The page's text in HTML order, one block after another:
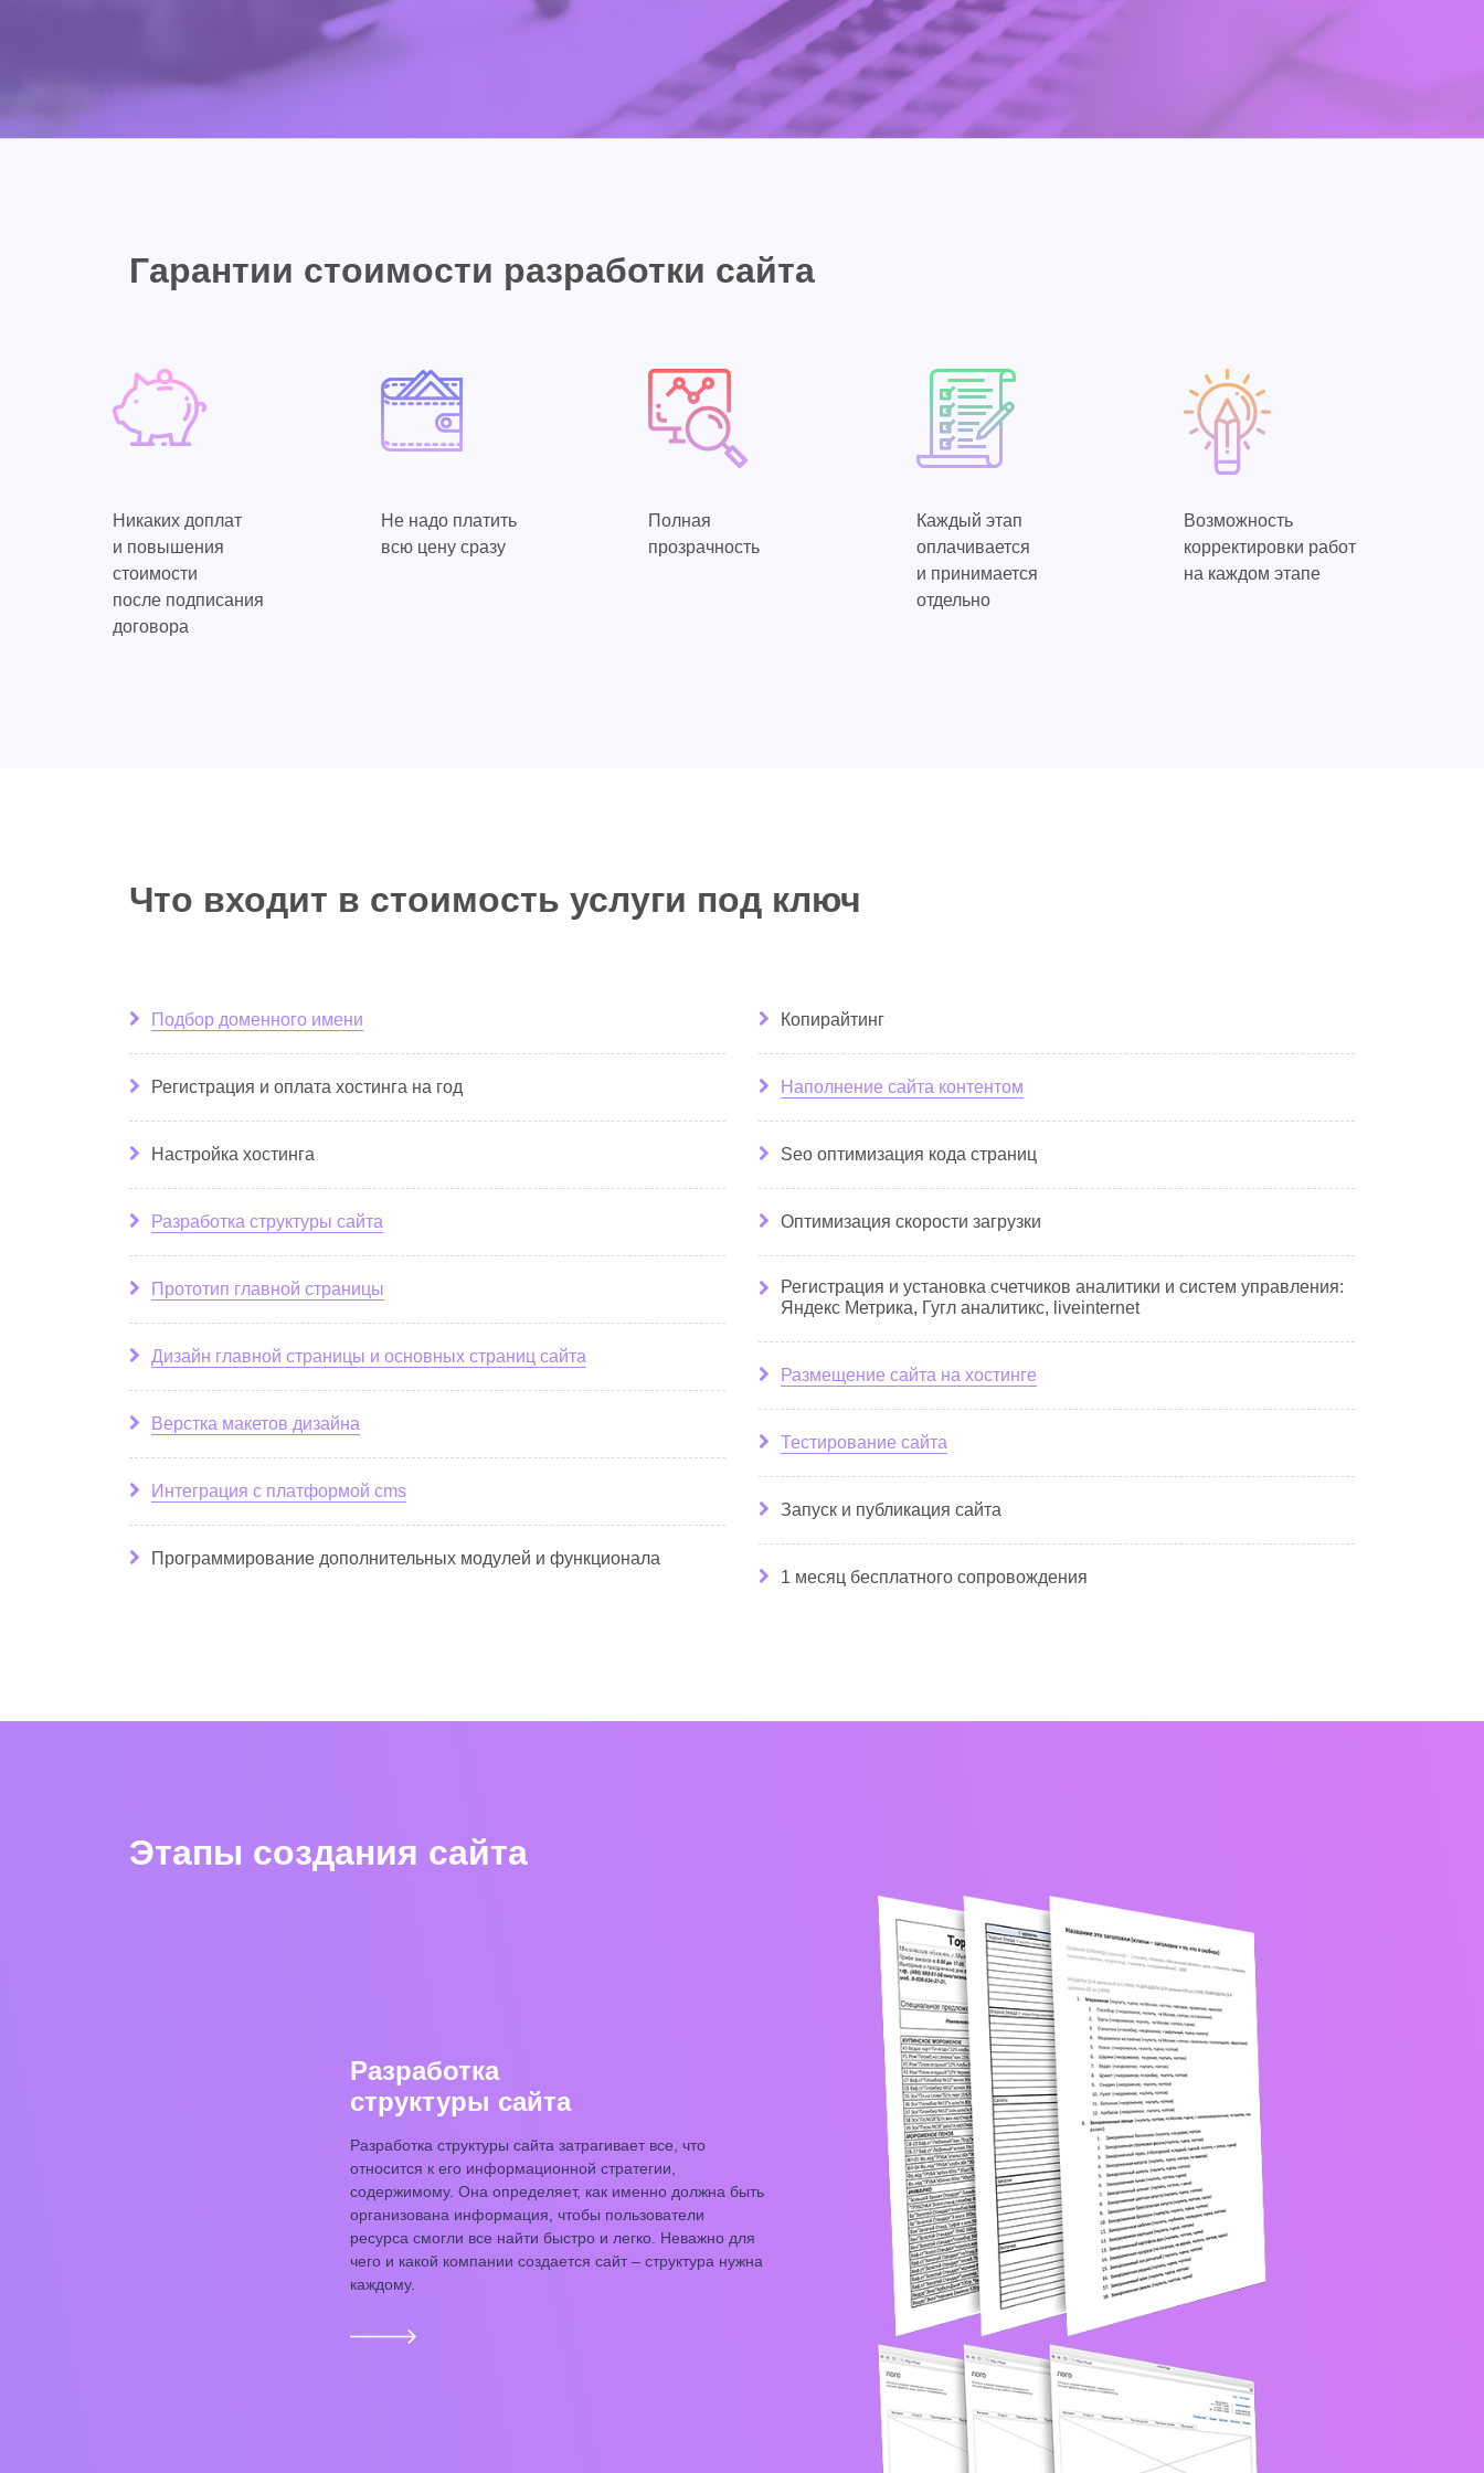
Гарантии стоимости разработки сайта
Никаких доплат
и повышения
стоимости
после подписания
договора
Не надо платить
всю цену сразу
Полная
прозрачность
Каждый этап
оплачивается
и принимается
отдельно
Возможность
корректировки работ
на каждом этапе
Что входит в стоимость услуги под ключ
Подбор доменного имени
Регистрация и оплата хостинга на год
Настройка хостинга
Разработка структуры сайта
Прототип главной страницы
Дизайн главной страницы и основных страниц сайта
Верстка макетов дизайна
Интеграция с платформой cms
Программирование дополнительных модулей и функционала
Копирайтинг
Наполнение сайта контентом
Seo оптимизация кода страниц
Оптимизация скорости загрузки
Регистрация и установка счетчиков аналитики и систем управления:
Яндекс Метрика, Гугл аналитикс, liveinternet
Размещение сайта на хостинге
Тестирование сайта
Запуск и публикация сайта
1 месяц бесплатного сопровождения
Этапы создания сайта
Разработка
структуры сайта
Разработка структуры сайта затрагивает все, что
относится к его информационной стратегии,
содержимому. Она определяет, как именно должна быть
организована информация, чтобы пользователи
ресурса смогли все найти быстро и легко. Неважно для
чего и какой компании создается сайт – структура нужна
каждому.